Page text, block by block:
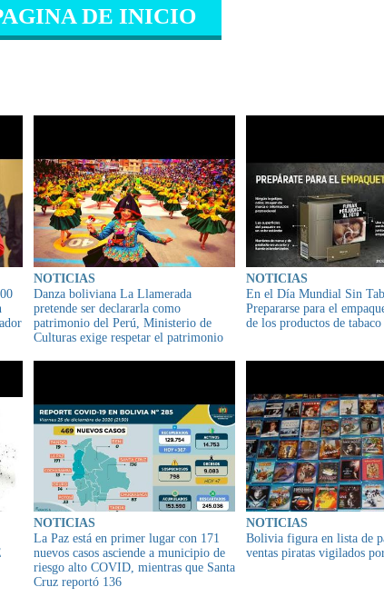
DE INICIO
NOTICIAS
Danza boliviana La Llamerada
pretende ser declararla como
patrimonio del Perú, Ministerio de
Culturas exige respetar el patrimonio
NOTICIAS
En el Día Mundial Sin
Prepararse para el
de los productos de tabaco
NOTICIAS
La Paz está en primer lugar con 171
nuevos casos asciende a municipio de
riesgo alto COVID, mientras que Santa
Cruz reportó 136
NOTICIAS
Bolivia figura en lista de
ventas piratas vigilados